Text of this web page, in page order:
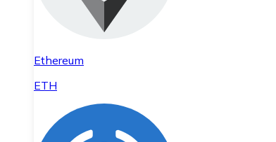
Ethereum
ETH